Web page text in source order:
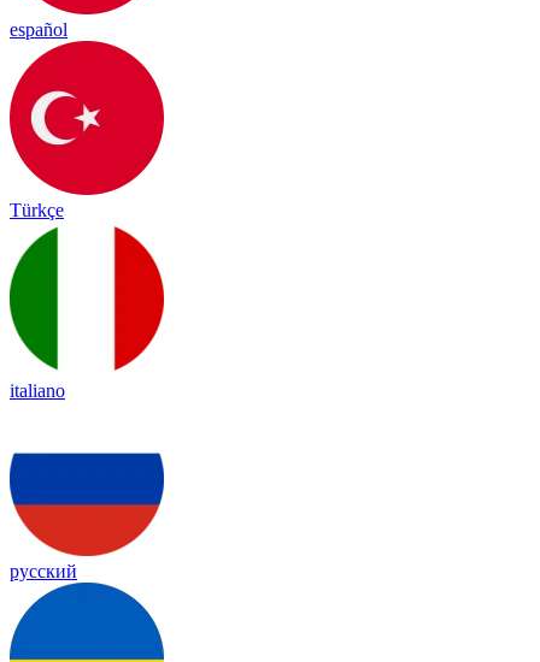
español
Türkçe
italiano
русский